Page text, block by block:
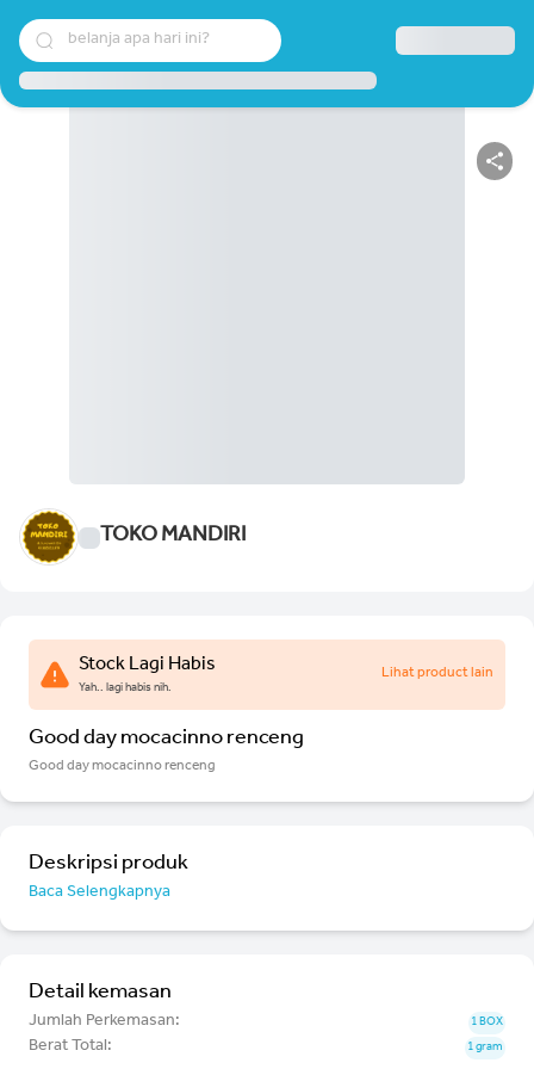
belanja apa hari ini?
TOKO MANDIRI
Stock Lagi Habis
Yah.. lagi habis nih.
Lihat product lain
Good day mocacinno renceng
Good day mocacinno renceng
Deskripsi produk
Baca Selengkapnya
Detail kemasan
Jumlah Perkemasan: 1 BOX
Berat Total: 1 gram